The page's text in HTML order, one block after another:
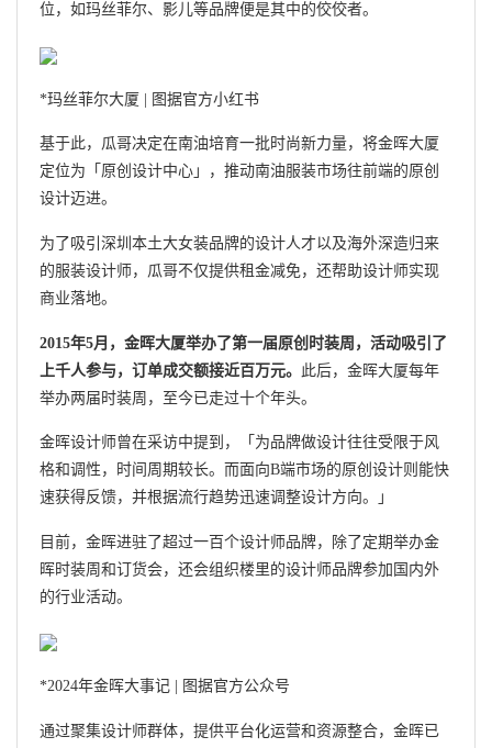
位，如玛丝菲尔、影儿等品牌便是其中的佼佼者。
*玛丝菲尔大厦 | 图据官方小红书
基于此，瓜哥决定在南油培育一批时尚新力量，将金晖大厦
定位为「原创设计中心」，推动南油服装市场往前端的原创
设计迈进。
为了吸引深圳本土大女装品牌的设计人才以及海外深造归来
的服装设计师，瓜哥不仅提供租金减免，还帮助设计师实现
商业落地。
2015年5月，金晖大厦举办了第一届原创时装周，活动吸引了
上千人参与，订单成交额接近百万元。 此后，金晖大厦每年
举办两届时装周，至今已走过十个年头。
金晖设计师曾在采访中提到，「为品牌做设计往往受限于风
格和调性，时间周期较长。而面向B端市场的原创设计则能快
速获得反馈，并根据流行趋势迅速调整设计方向。」
目前，金晖进驻了超过一百个设计师品牌，除了定期举办金
晖时装周和订货会，还会组织楼里的设计师品牌参加国内外
的行业活动。
*2024年金晖大事记 | 图据官方公众号
通过聚集设计师群体，提供平台化运营和资源整合，金晖已